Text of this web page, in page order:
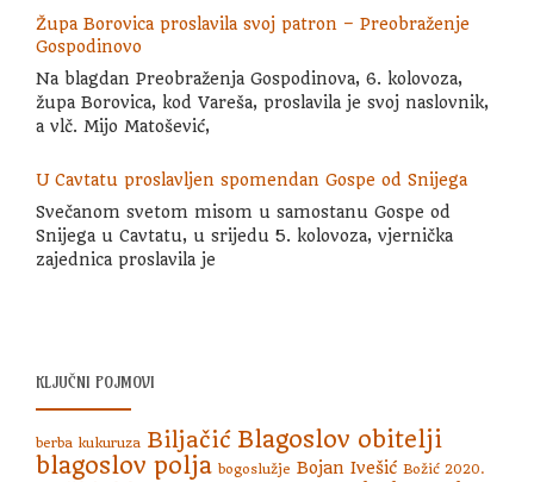
Župa Borovica proslavila svoj patron – Preobraženje
Gospodinovo
Na blagdan Preobraženja Gospodinova, 6. kolovoza,
župa Borovica, kod Vareša, proslavila je svoj naslovnik,
a vlč. Mijo Matošević,
U Cavtatu proslavljen spomendan Gospe od Snijega
Svečanom svetom misom u samostanu Gospe od
Snijega u Cavtatu, u srijedu 5. kolovoza, vjernička
zajednica proslavila je
KLJUČNI POJMOVI
berba kukuruza Biljačić Blagoslov obitelji
blagoslov polja bogoslužje Bojan Ivešić Božić 2020.